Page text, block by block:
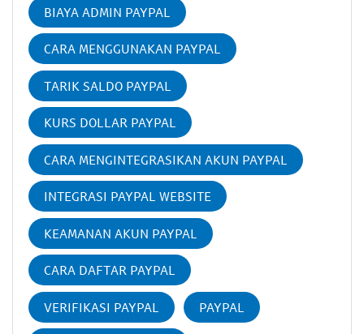
BIAYA ADMIN PAYPAL
CARA MENGGUNAKAN PAYPAL
TARIK SALDO PAYPAL
KURS DOLLAR PAYPAL
CARA MENGINTEGRASIKAN AKUN PAYPAL
INTEGRASI PAYPAL WEBSITE
KEAMANAN AKUN PAYPAL
CARA DAFTAR PAYPAL
VERIFIKASI PAYPAL PAYPAL